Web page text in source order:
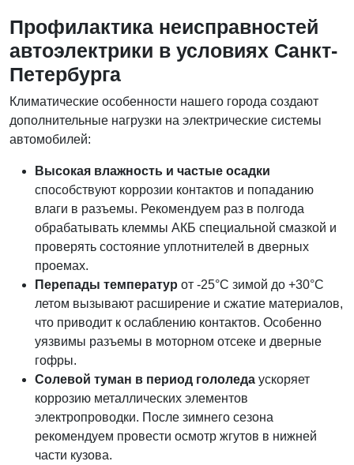
Профилактика неисправностей
автоэлектрики в условиях Санкт-
Петербурга
Климатические особенности нашего города создают
дополнительные нагрузки на электрические системы
автомобилей:
Высокая влажность и частые осадки
способствуют коррозии контактов и попаданию
влаги в разъемы. Рекомендуем раз в полгода
обрабатывать клеммы АКБ специальной смазкой и
проверять состояние уплотнителей в дверных
проемах.
Перепады температур от -25°C зимой до +30°C
летом вызывают расширение и сжатие материалов,
что приводит к ослаблению контактов. Особенно
уязвимы разъемы в моторном отсеке и дверные
гофры.
Солевой туман в период гололеда ускоряет
коррозию металлических элементов
электропроводки. После зимнего сезона
рекомендуем провести осмотр жгутов в нижней
части кузова.